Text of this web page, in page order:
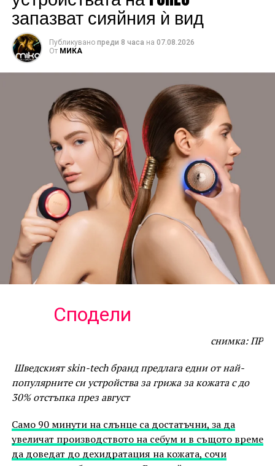
запазват сияйния ѝ вид
Публикувано преди 8 часа на 07.08.2026
От МИКА
Сподели
снимка: ПР
Шведският skin-tech бранд предлага едни от най-
популярните си устройства за грижа за кожата с до
30% отстъпка през август
Само 90 минути на слънце са достатъчни, за да
увеличат производството на себум и в същото време
да доведат до дехидратация на кожата, сочи